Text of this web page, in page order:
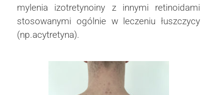
mylenia izotretynoiny z innymi retinoidami
stosowanymi ogólnie w leczeniu łuszczycy
(np.acytretyna).